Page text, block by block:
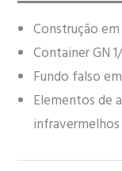
Construção
Container GN
Fundo falso
Elementos de
infravermelhos